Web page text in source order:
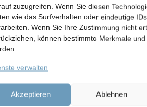
zuzugreifen. Wenn Sie diesen
wie das Surfverhalten oder eindeutige
Wenn Sie Ihre Zustimmung nicht
können bestimmte Merkmale
verwalten
Akzeptieren Ablehnen
einiges an Arbeit zu. Denn
Spendenbox dabei, sondern auch
neun Auftritten seiner neuen
die Müller zwei Mal nach
Und im heimischen Bad